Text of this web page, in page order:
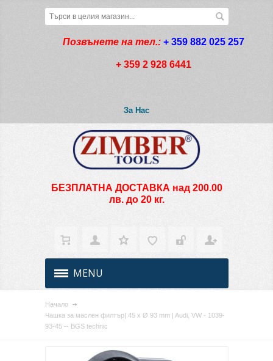
Позвънете на тел.: + 359 882 025 257
+ 359 2 928 6441
За Нас
БЕЗПЛАТНА ДОСТАВКА над 200.00
лв. до 20 кг.
MENU
Начало
Чашка за маслен филтър| 45 x Ø 93 mm | Audi, VW - 1039-
93-45 -- BGS technic